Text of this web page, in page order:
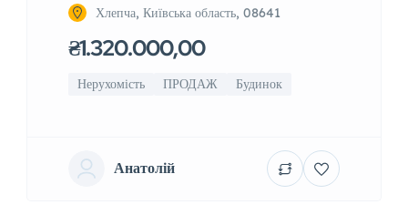
Хлепча, Київська область, 08641
₴1.320.000,00
Нерухомість ПРОДАЖ Будинок
Анатолій